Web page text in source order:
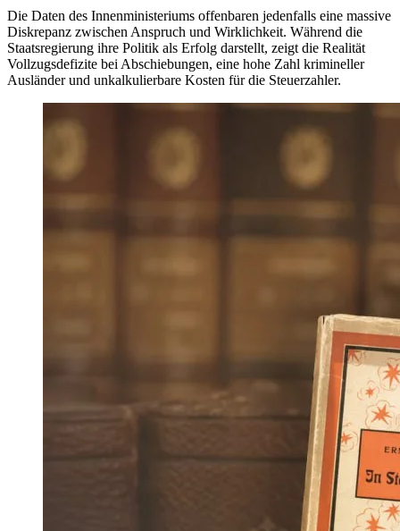
Die Daten des Innenministeriums offenbaren jedenfalls eine massive
Diskrepanz zwischen Anspruch und Wirklichkeit. Während die
Staatsregierung ihre Politik als Erfolg darstellt, zeigt die Realität
Vollzugsdefizite bei Abschiebungen, eine hohe Zahl krimineller
Ausländer und unkalkulierbare Kosten für die Steuerzahler.